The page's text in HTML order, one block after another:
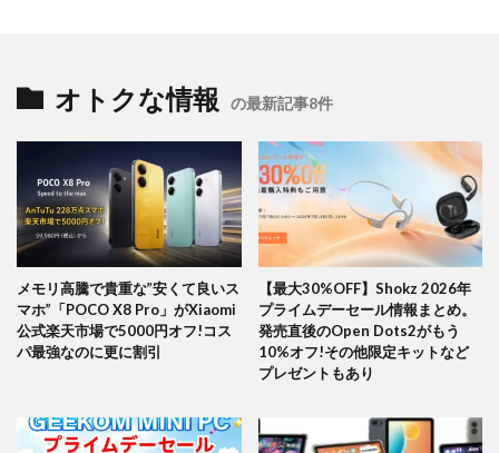
オトクな情報 の最新記事8件
メモリ高騰で貴重な”安くて良いス
マホ”「POCO X8 Pro」がXiaomi
公式楽天市場で5000円オフ!コス
パ最強なのに更に割引
【最大30%OFF】Shokz 2026年
プライムデーセール情報まとめ。
発売直後のOpen Dots2がもう
10%オフ!その他限定キットなど
プレゼントもあり